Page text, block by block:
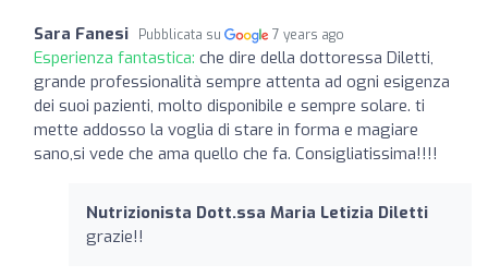
Sara Fanesi Pubblicata su 7 years ago
Esperienza fantastica: che dire della dottoressa Diletti,
grande professionalità sempre attenta ad ogni esigenza
dei suoi pazienti, molto disponibile e sempre solare. ti
mette addosso la voglia di stare in forma e magiare
sano,si vede che ama quello che fa. Consigliatissima!!!!
Nutrizionista Dott.ssa Maria Letizia Diletti
grazie!!